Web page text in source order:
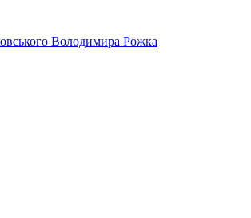
Володимира Рожка